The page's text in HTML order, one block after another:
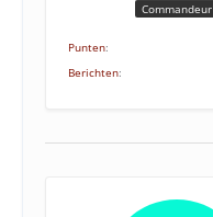
Commandeur
Punten
Berichten